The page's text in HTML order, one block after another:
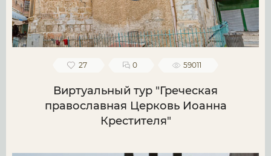
27 0 59011
Виртуальный тур "Греческая
православная Церковь Иоанна
Крестителя"